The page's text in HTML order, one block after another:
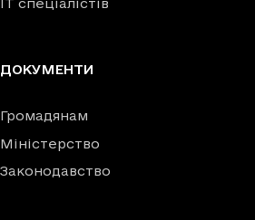
IT спеціалістів
ДОКУМЕНТИ
Громадянам
Міністерство
Законодавство